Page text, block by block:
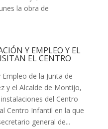
la obra de
Y EMPLEO Y EL
EL CENTRO
de la Junta de
y el Alcalde de Montijo,
del Centro
Centro Infantil en la que
general de...